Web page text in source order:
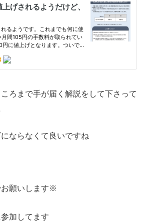
ろまで手が届く解説をして下さって
ならなくて良いですね
願いします※
加してます